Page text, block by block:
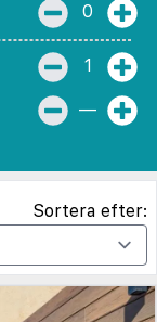
0
1
—
Sortera efter: